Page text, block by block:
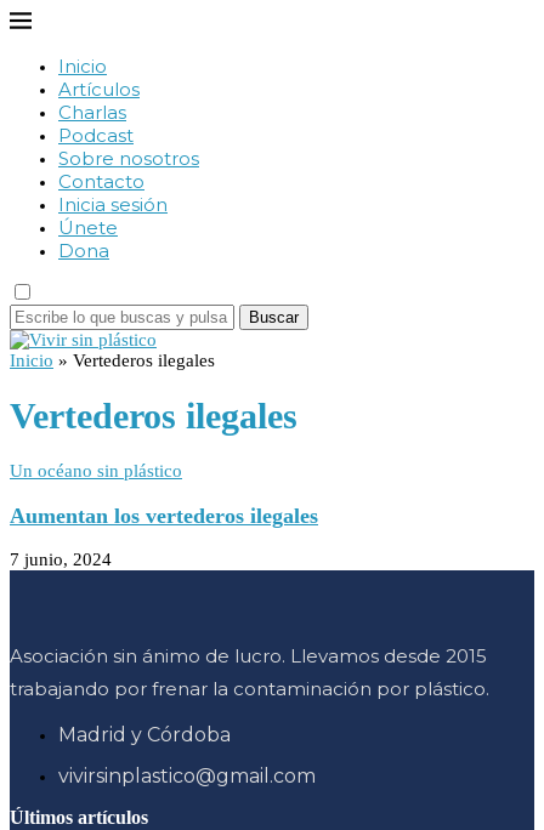
Inicio
Artículos
Charlas
Podcast
Sobre nosotros
Contacto
Inicia sesión
Únete
Dona
Buscar
Inicio » Vertederos ilegales
Vertederos ilegales
Un océano sin plástico
Aumentan los vertederos ilegales
7 junio, 2024
Asociación sin ánimo de lucro. Llevamos desde 2015
trabajando por frenar la contaminación por plástico.
Madrid y Córdoba
vivirsinplastico@gmail.com
Últimos artículos